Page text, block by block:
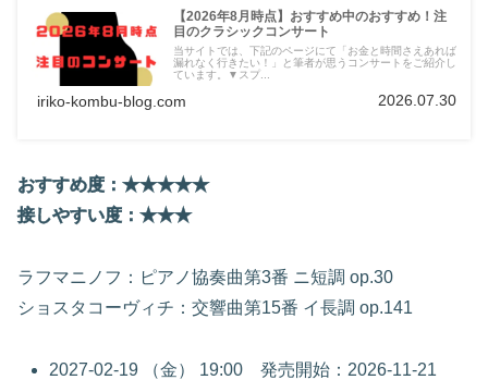
【2026年8月時点】おすすめ中のおすすめ！注
目のクラシックコンサート
当サイトでは、下記のページにて「お金と時間さえあれば
漏れなく行きたい！」と筆者が思うコンサートをご紹介し
ています。▼スプ...
iriko-kombu-blog.com 2026.07.30
おすすめ度：★★★★★
接しやすい度：★★★
ラフマニノフ：ピアノ協奏曲第3番 ニ短調 op.30
ショスタコーヴィチ：交響曲第15番 イ長調 op.141
2027-02-19 （金） 19:00 発売開始：2026-11-21